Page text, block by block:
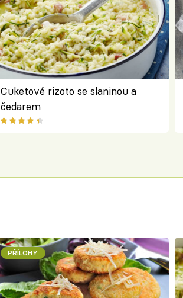
Cuketové rizoto se slaninou a
čedarem
PŘÍLOHY